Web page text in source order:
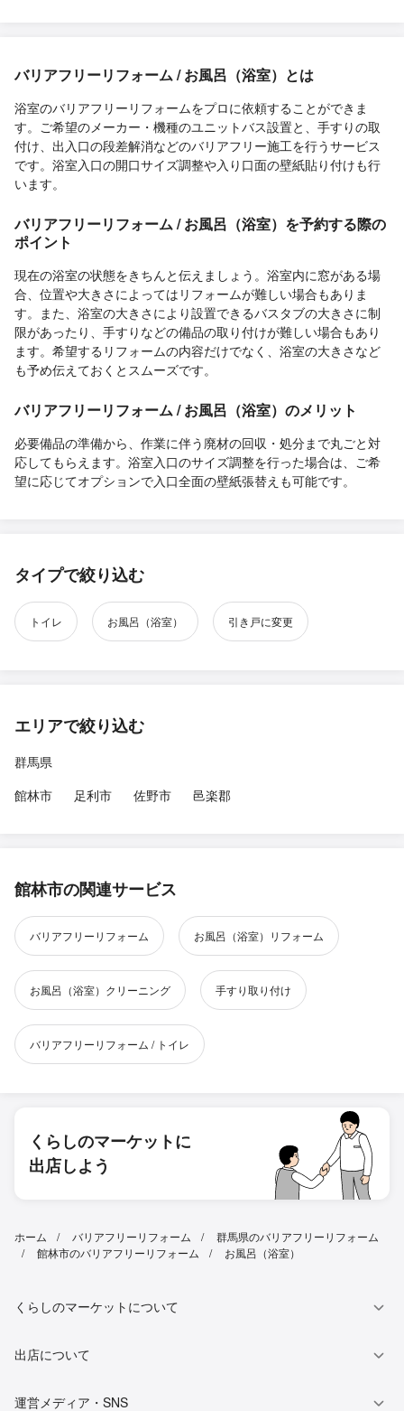
バリアフリーリフォーム / お風呂（浴室）とは
浴室のバリアフリーリフォームをプロに依頼することができま
す。ご希望のメーカー・機種のユニットバス設置と、手すりの取
付け、出入口の段差解消などのバリアフリー施工を行うサービス
です。浴室入口の開口サイズ調整や入り口面の壁紙貼り付けも行
います。
バリアフリーリフォーム / お風呂（浴室）を予約する際の
ポイント
現在の浴室の状態をきちんと伝えましょう。浴室内に窓がある場
合、位置や大きさによってはリフォームが難しい場合もありま
す。また、浴室の大きさにより設置できるバスタブの大きさに制
限があったり、手すりなどの備品の取り付けが難しい場合もあり
ます。希望するリフォームの内容だけでなく、浴室の大きさなど
も予め伝えておくとスムーズです。
バリアフリーリフォーム / お風呂（浴室）のメリット
必要備品の準備から、作業に伴う廃材の回収・処分まで丸ごと対
応してもらえます。浴室入口のサイズ調整を行った場合は、ご希
望に応じてオプションで入口全面の壁紙張替えも可能です。
タイプで絞り込む
トイレ お風呂（浴室） 引き戸に変更
エリアで絞り込む
群馬県
館林市
足利市 佐野市 邑楽郡
館林市の関連サービス
バリアフリーリフォーム お風呂（浴室）リフォーム
お風呂（浴室）クリーニング 手すり取り付け
バリアフリーリフォーム / トイレ
くらしのマーケットに
出店しよう
ホーム バリアフリーリフォーム
群馬県のバリアフリーリフォーム
館林市のバリアフリーリフォーム
お風呂（浴室）
くらしのマーケットについて
出店について
運営メディア・SNS